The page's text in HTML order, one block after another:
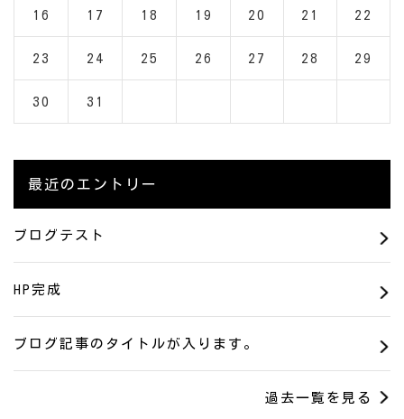
16 17 18 19 20 21 22
23 24 25 26 27 28 29
30 31
最近のエントリー
ブログテスト
HP完成
ブログ記事のタイトルが入ります。
過去一覧を見る